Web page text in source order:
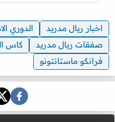
اخبار ريال مدريد الدوري
صفقات ريال مدريد
كاس
فرانكو ماستانتونو